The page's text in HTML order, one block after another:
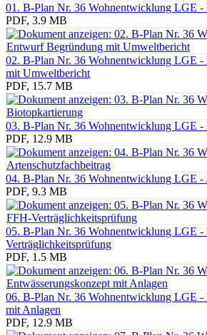
01. B-Plan Nr. 36 Wohnentwicklung LGE -
PDF, 3.9 MB
02. B-Plan Nr. 36 Wohnentwicklung LGE
mit Umweltbericht
PDF, 15.7 MB
03. B-Plan Nr. 36 Wohnentwicklung LGE -
PDF, 12.9 MB
04. B-Plan Nr. 36 Wohnentwicklung LGE -
PDF, 9.3 MB
05. B-Plan Nr. 36 Wohnentwicklung LGE -
Verträglichkeitsprüfung
PDF, 1.5 MB
06. B-Plan Nr. 36 Wohnentwicklung LGE -
mit Anlagen
PDF, 12.9 MB